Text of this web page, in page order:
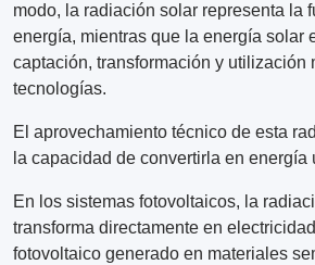
modo, la radiación solar representa la
energía, mientras que la energía solar
captación, transformación y utilización
tecnologías.
El aprovechamiento técnico de esta
la capacidad de convertirla en energía
En los sistemas fotovoltaicos, la
transforma directamente en
fotovoltaico generado en materiales